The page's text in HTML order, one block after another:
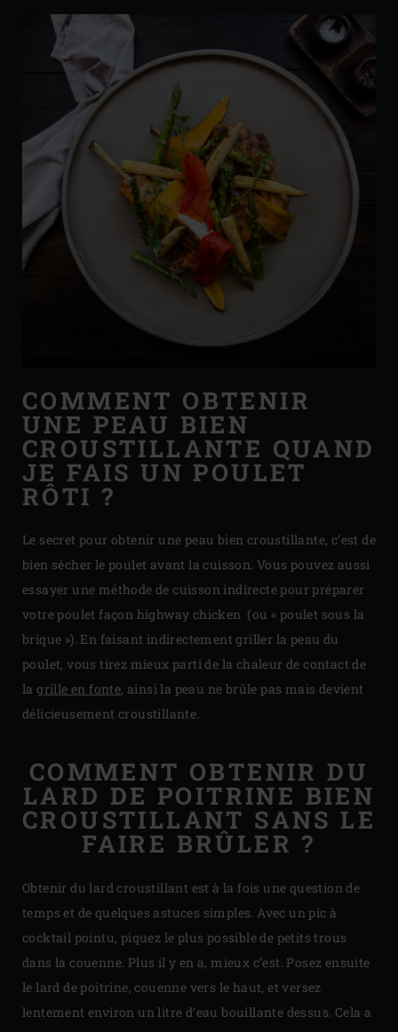
COMMENT OBTENIR
UNE PEAU BIEN
CROUSTILLANTE QUAND
JE FAIS UN POULET
RÔTI ?
Le secret pour obtenir une peau bien croustillante, c’est de
bien sécher le poulet avant la cuisson. Vous pouvez aussi
essayer une méthode de cuisson indirecte pour préparer
votre poulet façon highway chicken (ou « poulet sous la
brique »). En faisant indirectement griller la peau du
poulet, vous tirez mieux parti de la chaleur de contact de
lagrille en fonte, ainsi la peau ne brûle pas mais devient
délicieusement croustillante.
COMMENT OBTENIR DU
LARD DE POITRINE BIEN
CROUSTILLANT SANS LE
FAIRE BRÛLER ?
Obtenir du lard croustillant est à la fois une question de
temps et de quelques astuces simples. Avec un pic à
cocktail pointu, piquez le plus possible de petits trous
dans la couenne. Plus il y en a, mieux c’est. Posez ensuite
le lard de poitrine, couenne vers le haut, et versez
lentement environ un litre d’eau bouillante dessus. Cela a